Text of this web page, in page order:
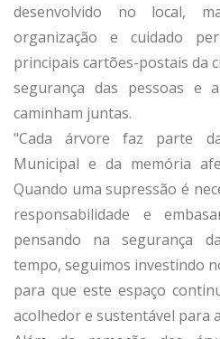
desenvolvido no local,
organização e cuidado
principais cartões-postais da
segurança das pessoas e
caminham juntas.
"Cada árvore faz parte
Municipal e da memória
Quando uma supressão é
responsabilidade e
pensando na segurança
tempo, seguimos investindo
para que este espaço
acolhedor e sustentável para